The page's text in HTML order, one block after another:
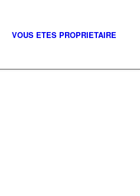
VOUS ETES PROPRIETAIRE